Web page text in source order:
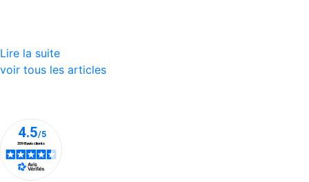
Lire la suite
voir tous les articles